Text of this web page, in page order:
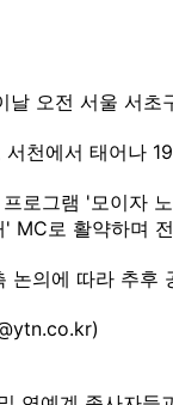
날 오전 서울 서
천에서 태어나
로그램 '모이자
MC로 활약하며
논의에 따라 추후